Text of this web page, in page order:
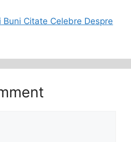
Buni Citate Celebre Despre